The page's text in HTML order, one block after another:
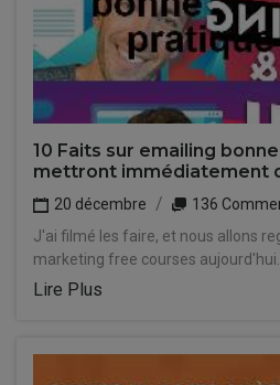
10 Faits sur emailing
mettront immédiatement
20 décembre
136
J'ai filmé les faire, et nous allons
marketing free courses aujourd'hui.
Lire Plus